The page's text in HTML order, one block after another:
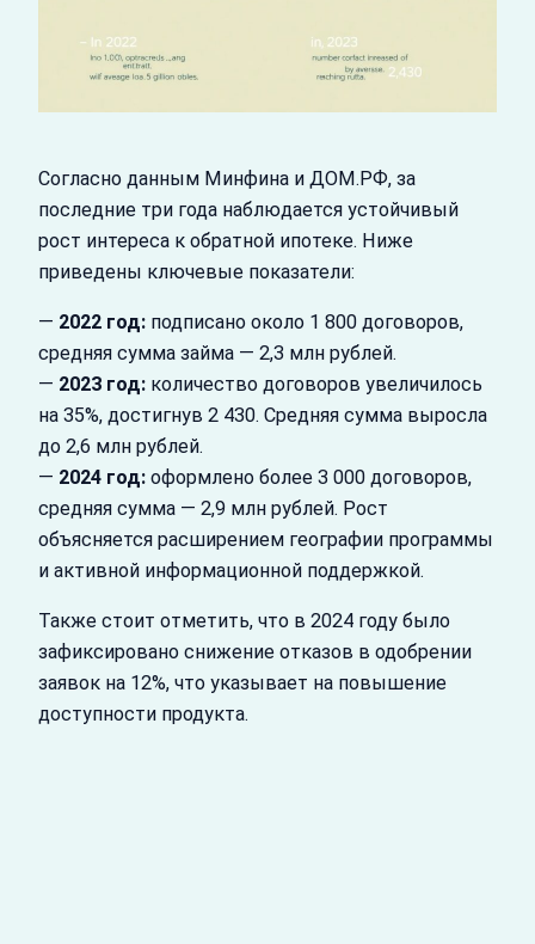
Согласно данным Минфина и ДОМ.РФ, за
последние три года наблюдается устойчивый
рост интереса к обратной ипотеке. Ниже
приведены ключевые показатели:
— 2022 год: подписано около 1 800 договоров,
средняя сумма займа — 2,3 млн рублей.
— 2023 год: количество договоров увеличилось
на 35%, достигнув 2 430. Средняя сумма выросла
до 2,6 млн рублей.
— 2024 год: оформлено более 3 000 договоров,
средняя сумма — 2,9 млн рублей. Рост
объясняется расширением географии программы
и активной информационной поддержкой.
Также стоит отметить, что в 2024 году было
зафиксировано снижение отказов в одобрении
заявок на 12%, что указывает на повышение
доступности продукта.